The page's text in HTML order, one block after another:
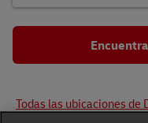
Todas las ubicaciones de